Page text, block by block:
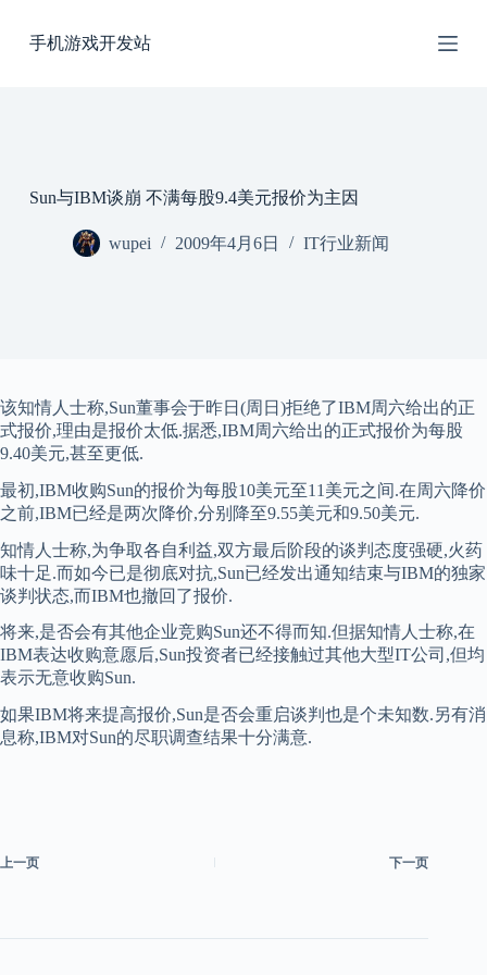
过
手机游戏开发站
Sun与IBM谈崩 不满每股9.4美元报价为主因
wupei 2009年4月6日 IT行业新闻
该知情人士称,Sun董事会于昨日(周日)拒绝了IBM周六给出的正
式报价,理由是报价太低.据悉,IBM周六给出的正式报价为每股
9.40美元,甚至更低.
最初,IBM收购Sun的报价为每股10美元至11美元之间.在周六降价
之前,IBM已经是两次降价,分别降至9.55美元和9.50美元.
知情人士称,为争取各自利益,双方最后阶段的谈判态度强硬,火药
味十足.而如今已是彻底对抗,Sun已经发出通知结束与IBM的独家
谈判状态,而IBM也撤回了报价.
将来,是否会有其他企业竞购Sun还不得而知.但据知情人士称,在
IBM表达收购意愿后,Sun投资者已经接触过其他大型IT公司,但均
表示无意收购Sun.
如果IBM将来提高报价,Sun是否会重启谈判也是个未知数.另有消
息称,IBM对Sun的尽职调查结果十分满意.
上一页 下一页